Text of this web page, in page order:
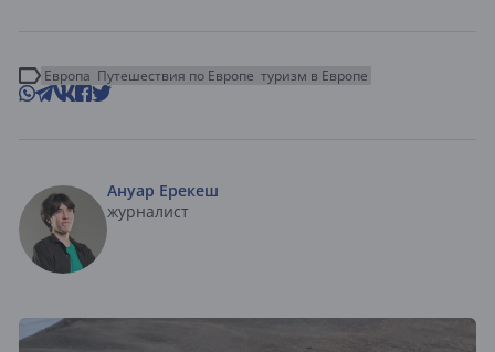
Европа Путешествия по Европе туризм в Европе
Ануар Ерекеш
журналист